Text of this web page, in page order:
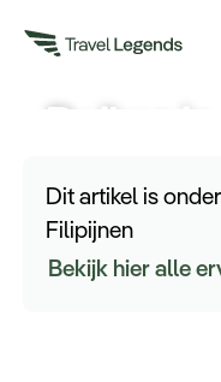
Duiken in
Dit artikel is
Filipijnen
Bekijk hier alle